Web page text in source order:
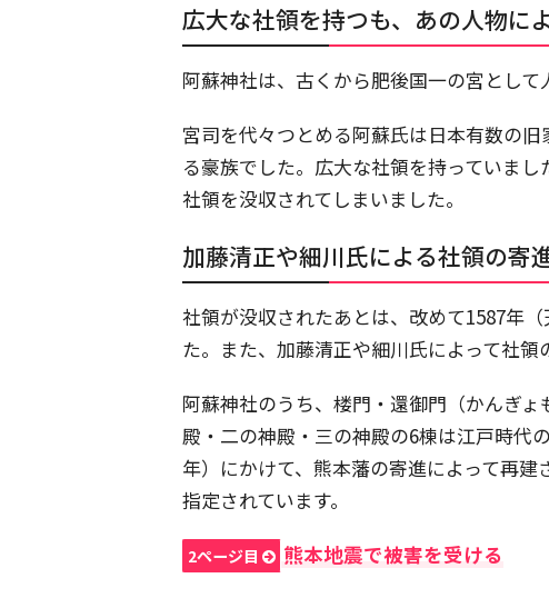
広大な社領を持つも、あの人物
阿蘇神社は、古くから肥後国一の宮として
宮司を代々つとめる阿蘇氏は日本有数の
る豪族でした。広大な社領を持っていまし
社領を没収されてしまいました。
加藤清正や細川氏による社領の寄
社領が没収されたあとは、改めて1587年
た。また、加藤清正や細川氏によって社領
阿蘇神社のうち、楼門・還御門（かんぎ
殿・二の神殿・三の神殿の6棟は江戸時代
年）にかけて、熊本藩の寄進によって再
指定されています。
2ページ目 熊本地震で被害を受ける